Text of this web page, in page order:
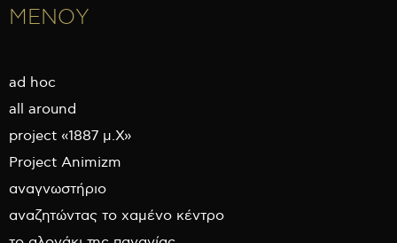
ΜΕΝΟΥ
ad hoc
all around
project «1887 μ.Χ»
Project Animizm
αναγνωστήριο
αναζητώντας το χαμένο κέντρο